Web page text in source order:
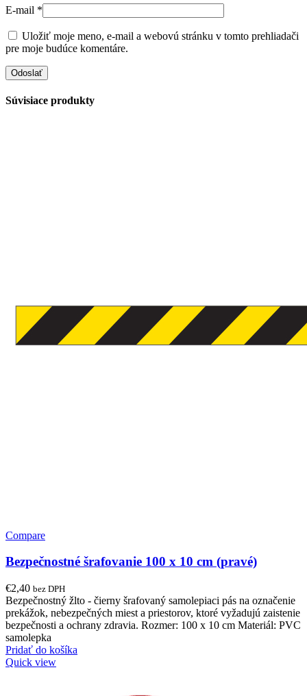
E-mail *
Uložiť moje meno, e-mail a webovú stránku v tomto prehliadači
pre moje budúce komentáre.
Súvisiace produkty
Compare
Bezpečnostné šrafovanie 100 x 10 cm (pravé)
€2,40 bez DPH
Bezpečnostný žlto - čierny šrafovaný samolepiaci pás na označenie
prekážok, nebezpečných miest a priestorov, ktoré vyžadujú zaistenie
bezpečnosti a ochrany zdravia. Rozmer: 100 x 10 cm Materiál: PVC
samolepka
Pridať do košíka
Quick view